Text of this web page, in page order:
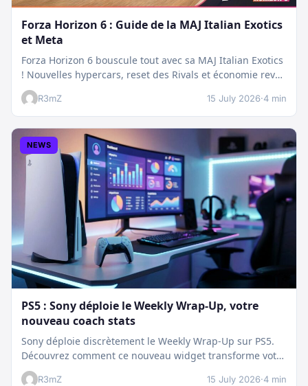
Forza Horizon 6 : Guide de la MAJ Italian Exotics
et Meta
Forza Horizon 6 bouscule tout avec sa MAJ Italian Exotics
! Nouvelles hypercars, reset des Rivals et économie revue
:…
R3mZ 15 July 2026·4 min
NEWS
PS5 : Sony déploie le Weekly Wrap-Up, votre
nouveau coach stats
Sony déploie discrètement le Weekly Wrap-Up sur PS5.
Découvrez comment ce nouveau widget transforme votre
dashboard et booste votre suivi…
R3mZ 15 July 2026·4 min